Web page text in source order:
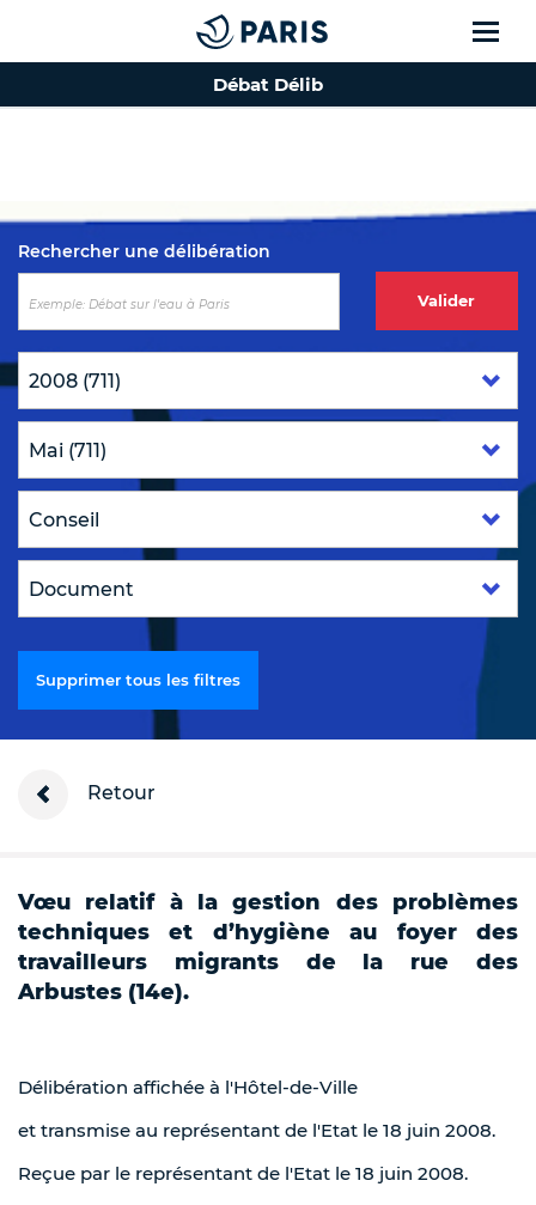
Top of the page
Débat Délib
Rechercher une délibération
Valider
Supprimer tous les filtres
Retour
Vœu relatif à la gestion des problèmes
techniques et d’hygiène au foyer des
travailleurs migrants de la rue des
Arbustes (14e).
Délibération affichée à l'Hôtel-de-Ville
et transmise au représentant de l'Etat le 18 juin 2008.
Reçue par le représentant de l'Etat le 18 juin 2008.